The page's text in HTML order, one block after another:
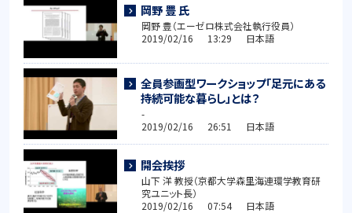
岡野 豊 氏
岡野 豊（エーゼロ株式会社執行役員）
2019/02/16 13:29 日本語
全員参画型ワークショップ「足元にある
持続可能な暮らし」とは？
-
2019/02/16 26:51 日本語
開会挨拶
山下 洋 教授（京都大学森里海連環学教育研
究ユニット長）
2019/02/16 07:54 日本語